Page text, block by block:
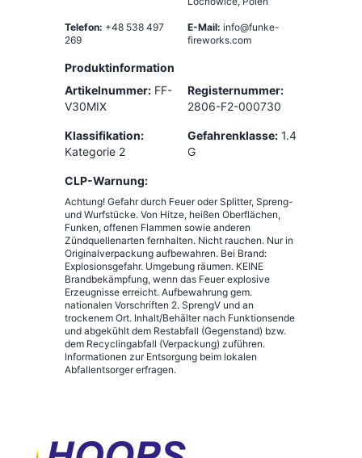
Telefon: +48 538 497
269
E-Mail: info@funke-
fireworks.com
Produktinformation
Artikelnummer: FF-
V30MIX
Registernummer:
2806-F2-000730
Klassifikation:
Kategorie 2
Gefahrenklasse: 1.4
G
CLP-Warnung:
Achtung! Gefahr durch Feuer oder Splitter, Spreng-
und Wurfstücke. Von Hitze, heißen Oberflächen,
Funken, offenen Flammen sowie anderen
Zündquellenarten fernhalten. Nicht rauchen. Nur in
Originalverpackung aufbewahren. Bei Brand:
Explosionsgefahr. Umgebung räumen. KEINE
Brandbekämpfung, wenn das Feuer explosive
Erzeugnisse erreicht. Aufbewahrung gem.
nationalen Vorschriften 2. SprengV und an
trockenem Ort. Inhalt/Behälter nach Funktionsende
und abgekühlt dem Restabfall (Gegenstand) bzw.
dem Recyclingabfall (Verpackung) zuführen.
Informationen zur Entsorgung beim lokalen
Abfallentsorger erfragen.